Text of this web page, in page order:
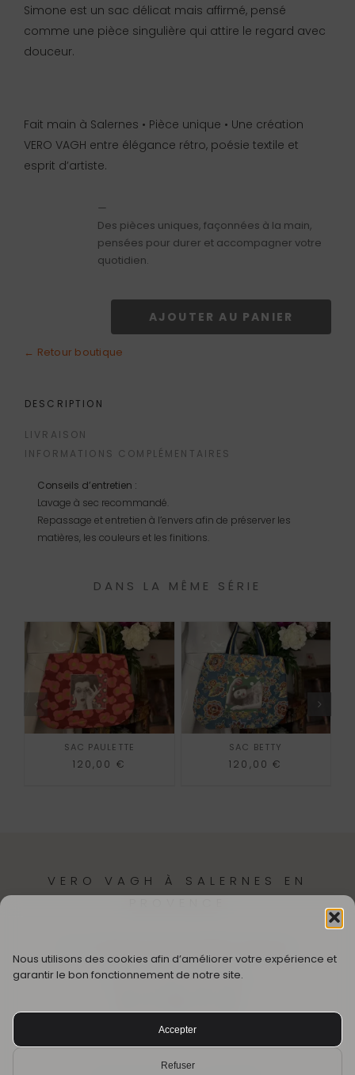
Nous utilisons des cookies afin d’améliorer votre expérience et
garantir le bon fonctionnement de notre site.
Accepter
Refuser
Simone est un sac délicat mais affirmé, pensé
comme une pièce singulière qui attire le regard avec
douceur.
Fait main à Salernes • Pièce unique • Une création
VERO VAGH entre élégance rétro, poésie textile et
esprit d’artiste.
—
Des pièces uniques, façonnées à la main,
pensées pour durer et accompagner votre
quotidien.
de
AJOUTER AU PANIER
← Retour boutique
DESCRIPTION
LIVRAISON
INFORMATIONS COMPLÉMENTAIRES
Conseils d’entretien :
Lavage à sec recommandé.
Repassage et entretien à l’envers afin de préserver les
matières, les couleurs et les finitions.
DANS LA MÊME SÉRIE
SAC PAULETTE
120,00 €
SAC BETTY
120,00€
VERO VAGH À SALERNES EN
SUIVEZ MON UNIVERS
© CRÉÉ AVEC ❤️ PAR VÉRO VAGH